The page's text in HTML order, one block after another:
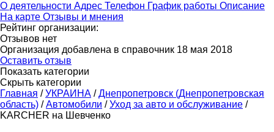
О деятельности Адрес Телефон График работы Описание
На карте Отзывы и мнения
Рейтинг организации:
Отзывов нет
Организация добавлена в справочник 18 мая 2018
Оставить отзыв
Показать категории
Скрыть категории
Главная / УКРАИНА / Днепропетровск (Днепропетровская
область) / Автомобили / Уход за авто и обслуживание /
KARCHER на Шевченко